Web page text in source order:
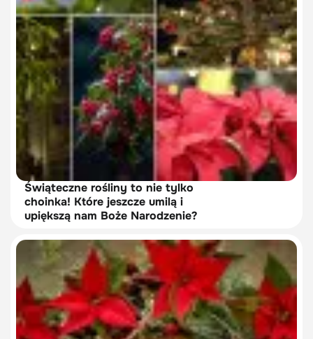
Świąteczne rośliny to nie tylko
choinka! Które jeszcze umilą i
upiększą nam Boże Narodzenie?